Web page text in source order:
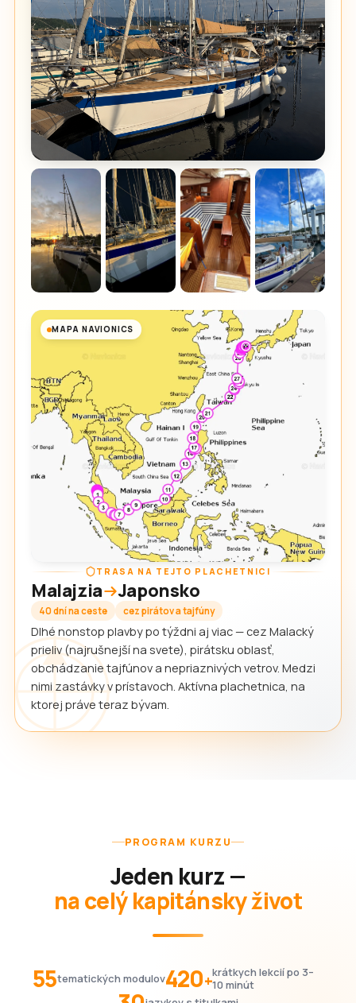
MAPA NAVIONICS
TRASA NA TEJTO PLACHETNICI
Malajzia Japonsko
40 dní na ceste cez pirátov a tajfúny
Dlhé nonstop plavby po týždni aj viac — cez Malacký
prieliv (najrušnejší na svete), pirátsku oblasť,
obchádzanie tajfúnov a nepriaznivých vetrov. Medzi
nimi zastávky v prístavoch. Aktívna plachetnica, na
ktorej práve teraz bývam.
PROGRAM KURZU
Jeden kurz —
na celý kapitánsky život
55tematických modulov420+krátkych lekcií po 3–
10 minút